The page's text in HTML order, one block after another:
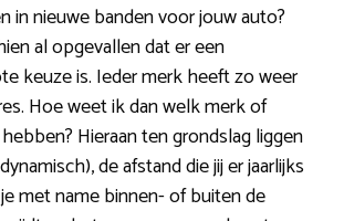
in nieuwe banden voor jouw auto?
al opgevallen dat er een
keuze is. Ieder merk heeft zo weer
Hoe weet ik dan welk merk of
Hieraan ten grondslag liggen
de afstand die jij er jaarlijks
met name binnen- of buiten de